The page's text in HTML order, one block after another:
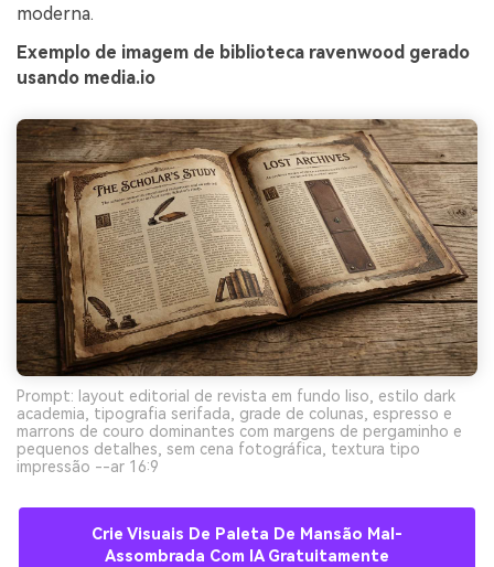
moderna.
Exemplo de imagem de biblioteca ravenwood gerado
usando media.io
Prompt: layout editorial de revista em fundo liso, estilo dark
academia, tipografia serifada, grade de colunas, espresso e
marrons de couro dominantes com margens de pergaminho e
pequenos detalhes, sem cena fotográfica, textura tipo
impressão --ar 16:9
Crie Visuais De Paleta De Mansão Mal-
Assombrada Com IA Gratuitamente